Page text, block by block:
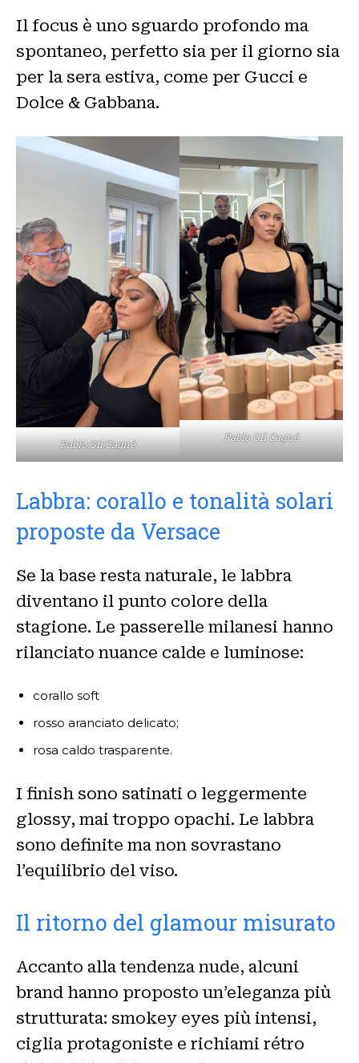
Il focus è uno sguardo profondo ma
spontaneo, perfetto sia per il giorno sia
per la sera estiva, come per Gucci e
Dolce & Gabbana.
Pablo Gil Cagné
Pablo Gil Cagné
Labbra: corallo e tonalità solari
proposte da Versace
Se la base resta naturale, le labbra
diventano il punto colore della
stagione. Le passerelle milanesi hanno
rilanciato nuance calde e luminose:
corallo soft
rosso aranciato delicato;
rosa caldo trasparente.
I finish sono satinati o leggermente
glossy, mai troppo opachi. Le labbra
sono definite ma non sovrastano
l’equilibrio del viso.
Il ritorno del glamour misurato
Accanto alla tendenza nude, alcuni
brand hanno proposto un’eleganza più
strutturata: smokey eyes più intensi,
ciglia protagoniste e richiami rétro